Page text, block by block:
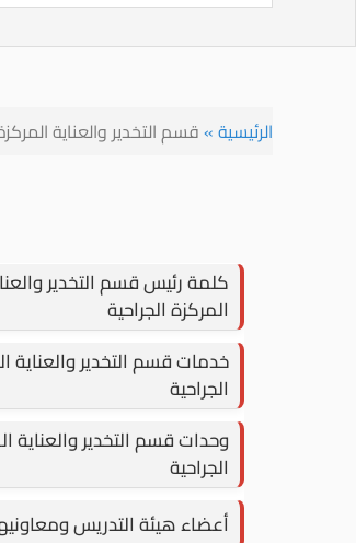
الرئيسية»قسم التخدير والعناية
كلمة رئيس قسم التخدير
المركزة الجراحية
خدمات قسم التخدير والعناية
الجراحية
وحدات قسم التخدير والعناية
الجراحية
أعضاء هيئة التدريس